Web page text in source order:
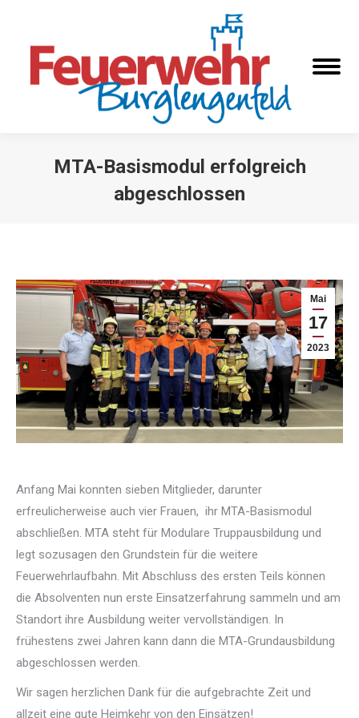
MTA-Basismodul erfolgreich
abgeschlossen
Mai
17
2023
Anfang Mai konnten sieben Mitglieder, darunter
erfreulicherweise auch vier Frauen, ihr MTA-Basismodul
abschließen. MTA steht für Modulare Truppausbildung und
legt sozusagen den Grundstein für die weitere
Feuerwehrlaufbahn. Mit Abschluss des ersten Teils können
die Absolventen nun erste Einsatzerfahrung sammeln und am
Standort ihre Ausbildung weiter vervollständigen. In
frühestens zwei Jahren kann dann die MTA-Grundausbildung
abgeschlossen werden.
Wir sagen herzlichen Dank für die aufgebrachte Zeit und
allzeit eine gute Heimkehr von den Einsätzen!